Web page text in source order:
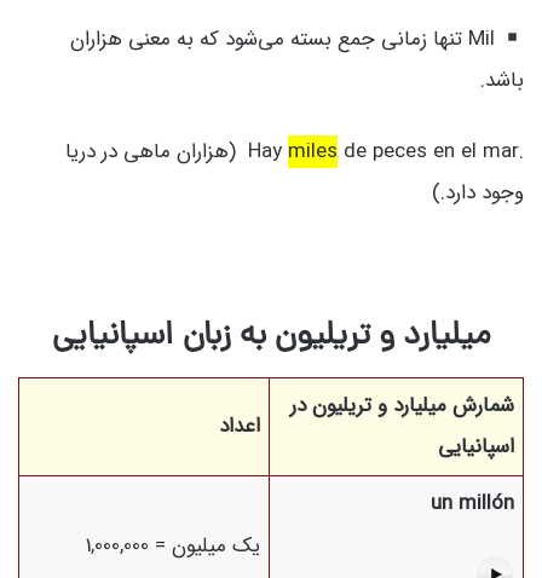
Mil تنها زمانی جمع بسته می‌شود که به معنی هزاران
باشد.
.Hay
miles de peces en el mar (
هزاران ماهی در دریا
وجود دارد.)
میلیارد و تریلیون به زبان اسپانیایی
شمارش میلیارد و تریلیون در
اسپانیایی
اعداد
un millón
یک میلیون = 1,000,000